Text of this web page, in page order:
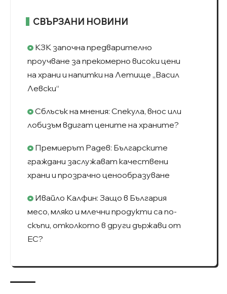
СВЪРЗАНИ НОВИНИ
КЗК започна предварително
проучване за прекомерно високи цени
на храни и напитки на Летище „Васил
Левски“
Сблъсък на мнения: Спекула, внос или
лобизъм вдигат цените на храните?
Премиерът Радев: Българските
граждани заслужават качествени
храни и прозрачно ценообразуване
Ивайло Калфин: Защо в България
месо, мляко и млечни продукти са по-
скъпи, отколкото в други държави от
ЕС?